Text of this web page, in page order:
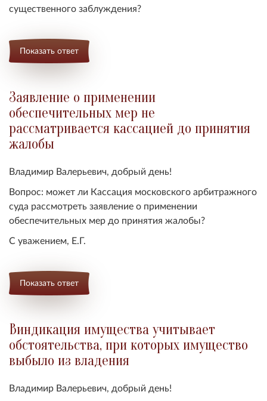
существенного заблуждения?
Показать ответ
Заявление о применении
обеспечительных мер не
рассматривается кассацией до принятия
жалобы
Владимир Валерьевич, добрый день!
Вопрос: может ли Кассация московского арбитражного
суда рассмотреть заявление о применении
обеспечительных мер до принятия жалобы?
С уважением, Е.Г.
Показать ответ
Виндикация имущества учитывает
обстоятельства, при которых имущество
выбыло из владения
Владимир Валерьевич, добрый день!